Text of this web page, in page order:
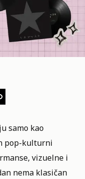
samo kao
pop-kulturni
vizuelne i
nema klasičan